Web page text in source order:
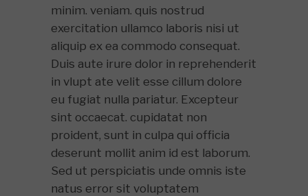
minim. veniam. quis nostrud
exercitation ullamco laboris nisi ut
aliquip ex ea commodo consequat.
Duis aute irure dolor in reprehenderit
in vlupt ate velit esse cillum dolore
eu fugiat nulla pariatur. Excepteur
sint occaecat. cupidatat non
proident, sunt in culpa qui officia
deserunt mollit anim id est laborum.
Sed ut perspiciatis unde omnis iste
natus error sit voluptatem